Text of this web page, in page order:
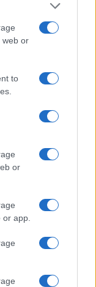
web or
to
or
app.
i giochi del